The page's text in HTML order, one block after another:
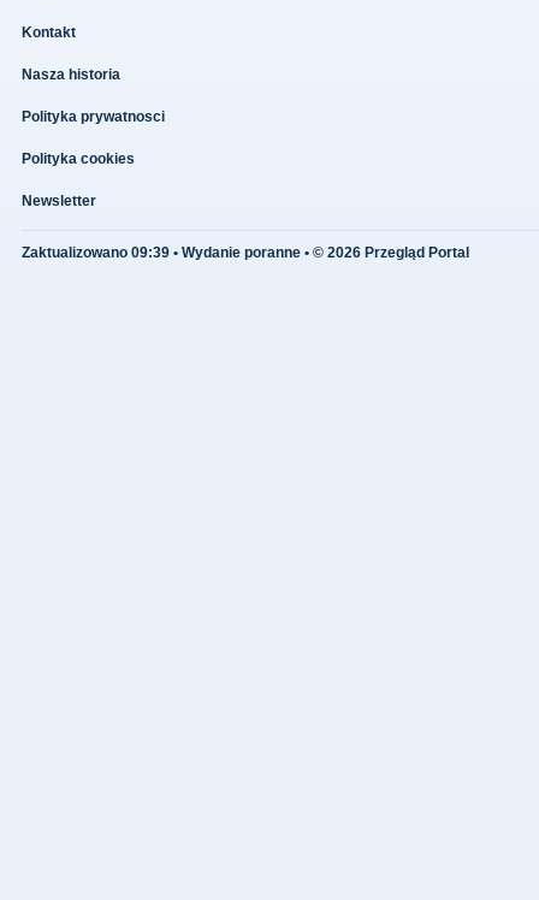
Kontakt
Nasza historia
Polityka prywatnosci
Polityka cookies
Newsletter
Zaktualizowano 09:39 • Wydanie poranne • © 2026 Przegląd Portal